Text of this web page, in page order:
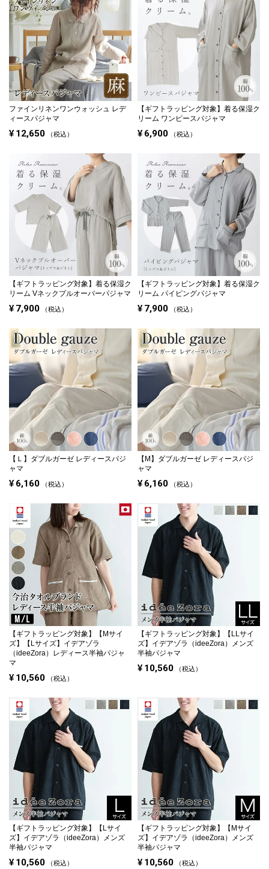
ファインリネンワンウォッシュ レデ
ィースパジャマ
¥ 12,650 税込
【ギフトラッピング対象】 着る保湿ク
リーム ワンピースパジャマ
¥ 6,900 税込
【ギフトラッピング対象】 着る保湿ク
リーム Vネックプルオーバーパジャマ
¥ 7,900 税込
【ギフトラッピング対象】 着る保湿ク
リーム パイピングパジャマ
¥ 7,900 税込
【Ｌ】ダブルガーゼ レディースパジ
ャマ
¥ 6,160 税込
【M】ダブルガーゼ レディースパジ
ャマ
¥ 6,160 税込
【ギフトラッピング対象】
【Mサイ
ズ】【Lサイズ】イデアゾラ
（ideeZora）レディース半袖パジャ
マ
¥ 10,560 税込
【ギフトラッピング対象】
【LLサイ
ズ】イデアゾラ（ideeZora）メンズ
半袖パジャマ
¥ 10,560 税込
【ギフトラッピング対象】
【Lサイ
ズ】イデアゾラ（ideeZora）メンズ
半袖パジャマ
¥ 10,560 税込
【ギフトラッピング対象】
【Mサイ
ズ】イデアゾラ（ideeZora）メンズ
半袖パジャマ
¥ 10,560 税込